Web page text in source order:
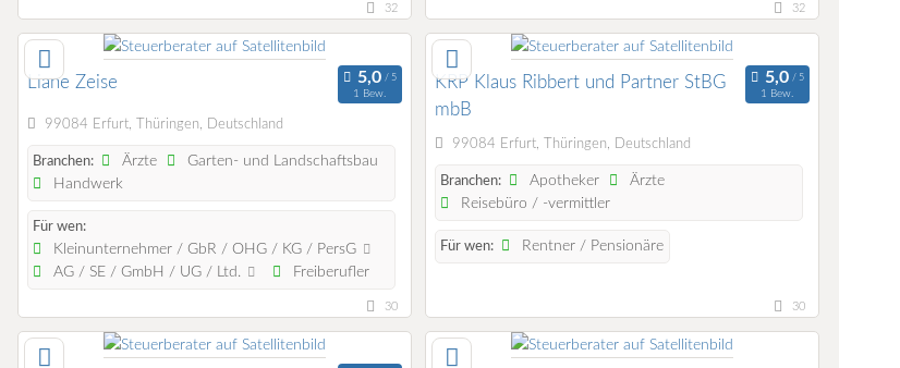
32 32
Liane Zeise
1 Bew.
99084 Erfurt, Thüringen, Deutschland
Branchen: Ärzte
Garten- und Landschaftsbau
Handwerk
Für wen:
Kleinunternehmer / GbR / OHG / KG / PersG
AG / SE / GmbH / UG / Ltd.
Freiberufler
30
KRP Klaus Ribbert und Partner StBG
mbB
1 Bew.
99084 Erfurt, Thüringen, Deutschland
Branchen: Apotheker
Ärzte
Reisebüro / -vermittler
Für wen: Rentner / Pensionäre
30